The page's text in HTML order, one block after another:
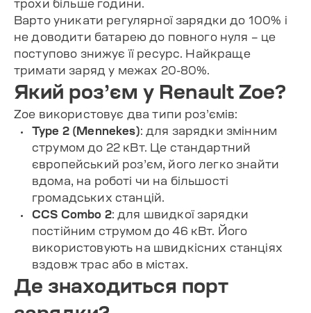
трохи більше години.
Варто уникати регулярної зарядки до 100% і
не доводити батарею до повного нуля – це
поступово знижує її ресурс. Найкраще
тримати заряд у межах 20-80%.
Який роз’єм у Renault Zoe?
Zoe використовує два типи роз’ємів:
Type 2 (Mennekes): для зарядки змінним
струмом до 22 кВт. Це стандартний
європейський роз’єм, його легко знайти
вдома, на роботі чи на більшості
громадських станцій.
CCS Combo 2: для швидкої зарядки
постійним струмом до 46 кВт. Його
використовують на швидкісних станціях
вздовж трас або в містах.
Де знаходиться порт